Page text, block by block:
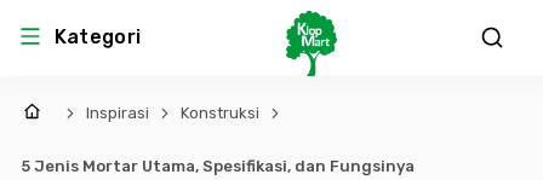
Kategori
Inspirasi Konstruksi
5 Jenis Mortar Utama, Spesifikasi, dan Fungsinya